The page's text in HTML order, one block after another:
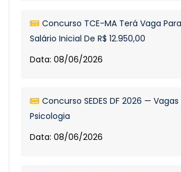
Concurso TCE-MA Terá Vaga
Salário Inicial De R$ 12.950,00
Data: 08/06/2026
Concurso SEDES DF 2026 — Vagas
Psicologia
Data: 08/06/2026